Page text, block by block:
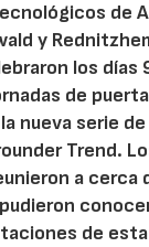
de
y
los días
de
nueva serie de
Trend.
a cerca
de